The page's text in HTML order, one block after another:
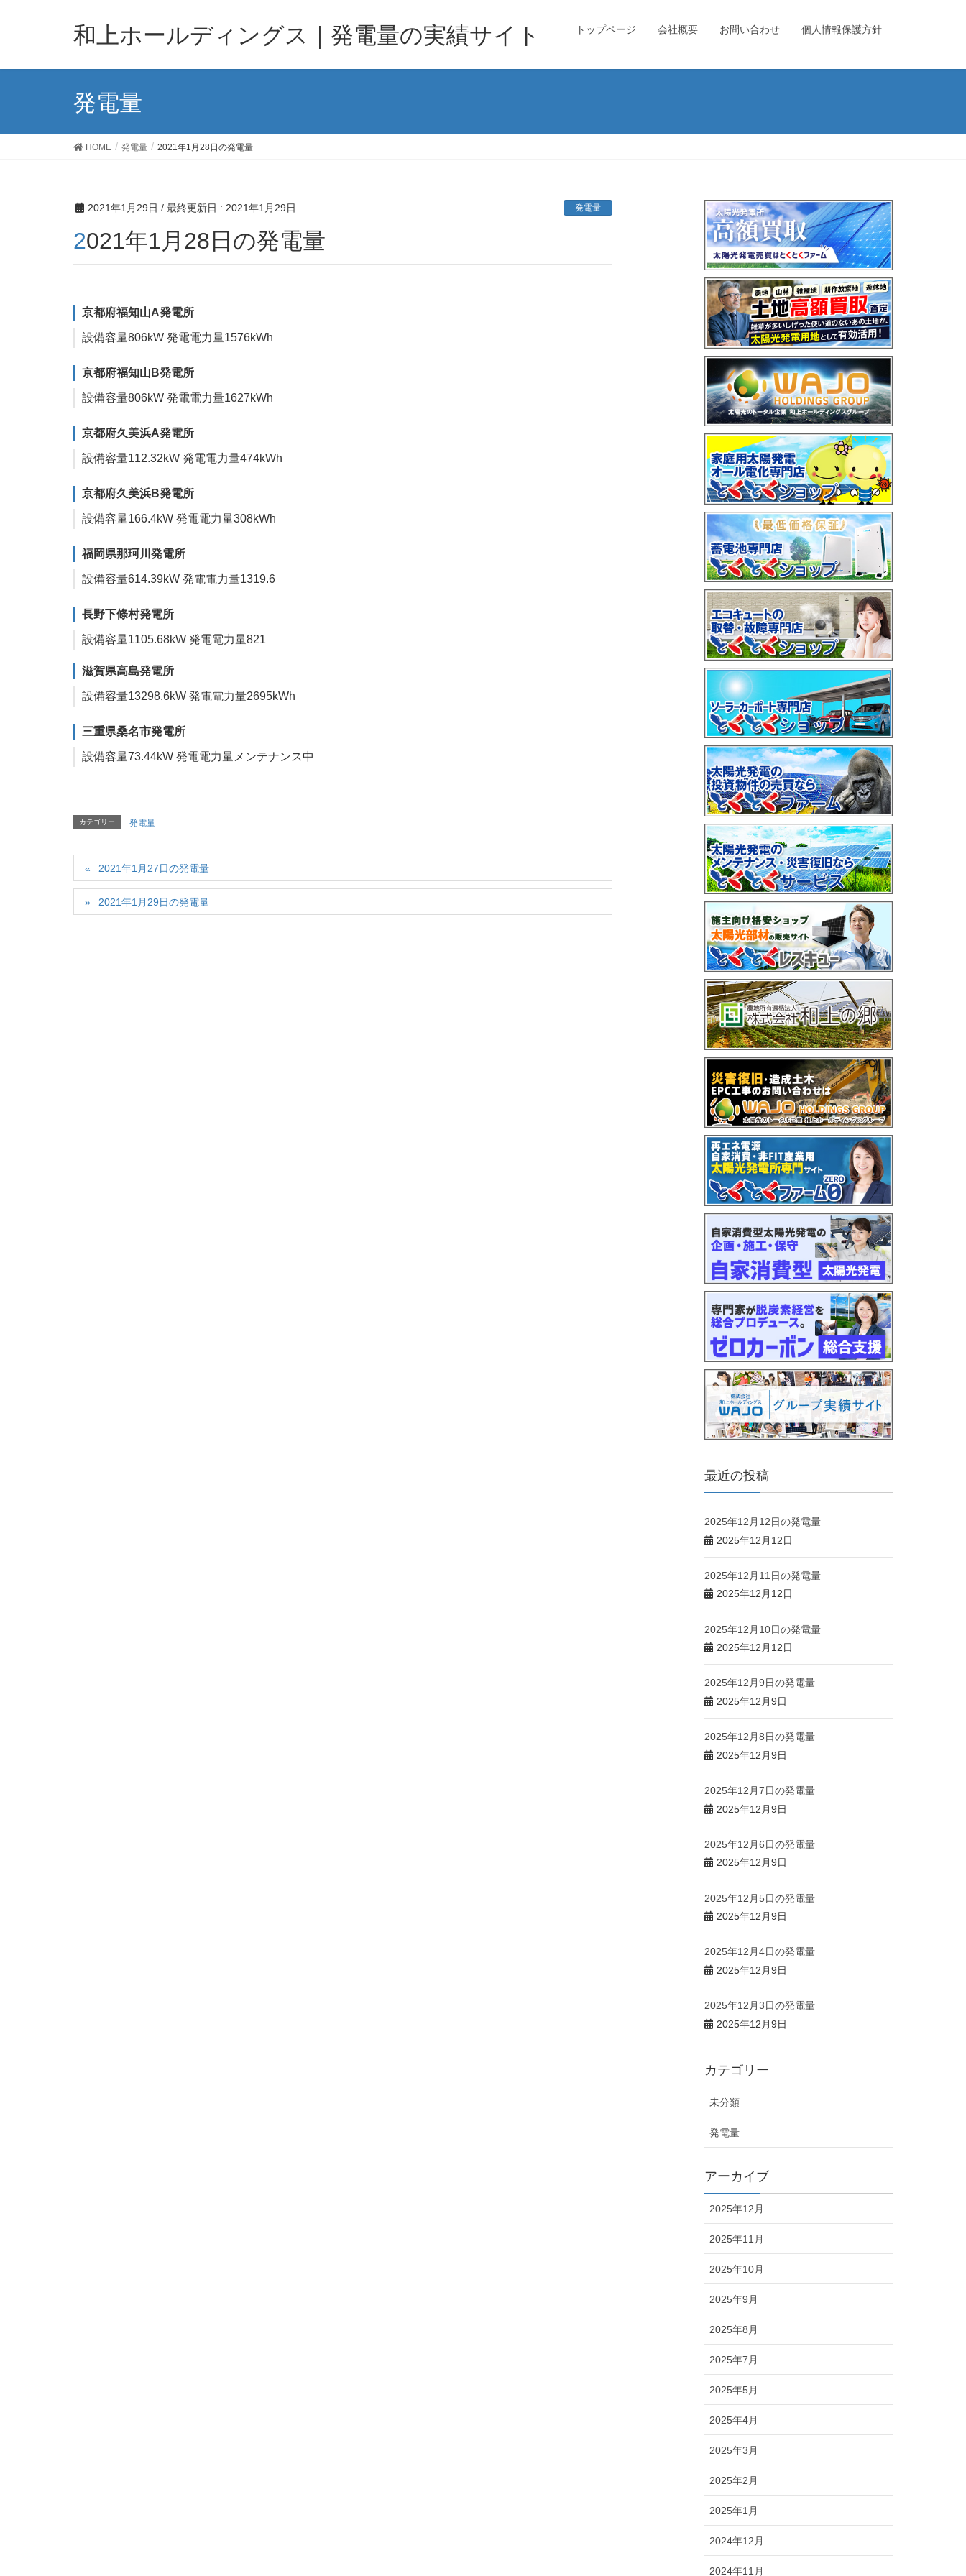
和上ホールディングス｜発電量の実績サイト トップページ 会社概要 お問い合わせ 個人情報保護方針
発電量
HOME 発電量 2021年1月28日の発電量
2021年1月29日 / 最終更新日 : 2021年1月29日 発電量
2021年1月28日の発電量
京都府福知山A発電所
設備容量806kW 発電電力量1576kWh
京都府福知山B発電所
設備容量806kW 発電電力量1627kWh
京都府久美浜A発電所
設備容量112.32kW 発電電力量474kWh
京都府久美浜B発電所
設備容量166.4kW 発電電力量308kWh
福岡県那珂川発電所
設備容量614.39kW 発電電力量1319.6
長野下條村発電所
設備容量1105.68kW 発電電力量821
滋賀県高島発電所
設備容量13298.6kW 発電電力量2695kWh
三重県桑名市発電所
設備容量73.44kW 発電電力量 メンテナンス中
カテゴリー 発電量
2021年1月27日の発電量
2021年1月29日の発電量
最近の投稿
2025年12月12日の発電量
2025年12月12日
2025年12月11日の発電量
2025年12月12日
2025年12月10日の発電量
2025年12月12日
2025年12月9日の発電量
2025年12月9日
2025年12月8日の発電量
2025年12月9日
2025年12月7日の発電量
2025年12月9日
2025年12月6日の発電量
2025年12月9日
2025年12月5日の発電量
2025年12月9日
2025年12月4日の発電量
2025年12月9日
2025年12月3日の発電量
2025年12月9日
カテゴリー
未分類
発電量
アーカイブ
2025年12月
2025年11月
2025年10月
2025年9月
2025年8月
2025年7月
2025年5月
2025年4月
2025年3月
2025年2月
2025年1月
2024年12月
2024年11月